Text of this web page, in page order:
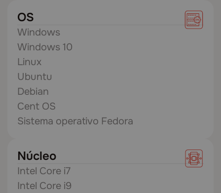
OS
Windows
Windows 10
Linux
Ubuntu
Debian
Cent OS
Sistema operativo Fedora
Núcleo
Intel Core i7
Intel Core i9